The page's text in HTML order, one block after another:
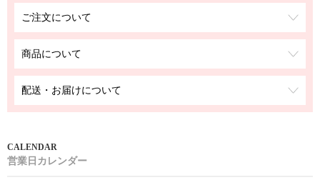
ご注文について
商品について
配送・お届けについて
営業日カレンダー